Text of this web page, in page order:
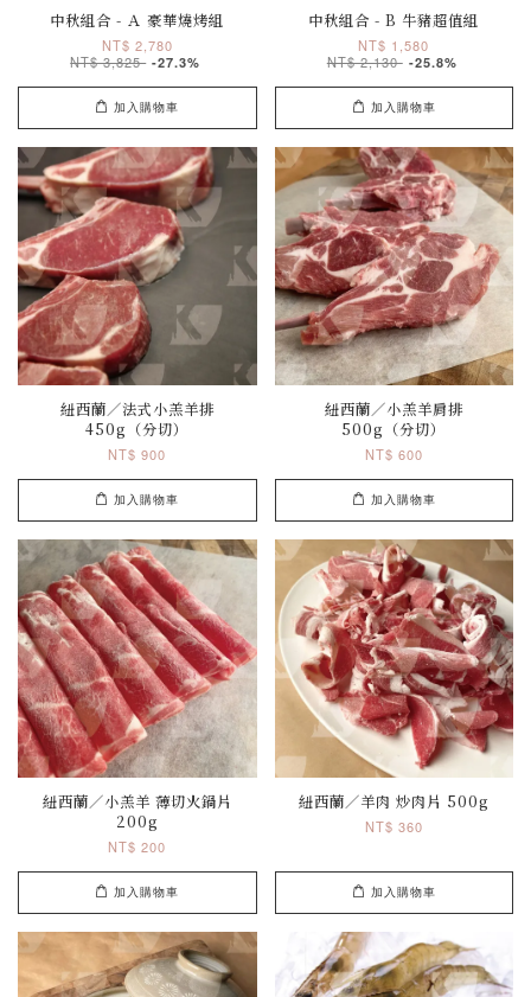
中秋組合 - Ａ 豪華燒烤組
NT$ 2,780
NT$ 3,825 -27.3%
加入購物車
中秋組合 - B 牛豬超值組
NT$ 1,580
NT$ 2,130 -25.8%
加入購物車
紐西蘭／法式小羔羊排
450g（分切）
NT$ 900
加入購物車
紐西蘭／小羔羊肩排
500g（分切）
NT$ 600
加入購物車
紐西蘭／小羔羊 薄切火鍋片
200g
NT$ 200
加入購物車
紐西蘭／羊肉 炒肉片 500g
NT$ 360
加入購物車